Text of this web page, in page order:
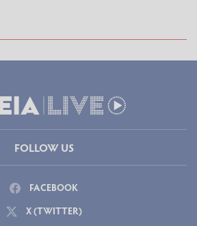
FOLLOW US
FACEBOOK
X (TWITTER)